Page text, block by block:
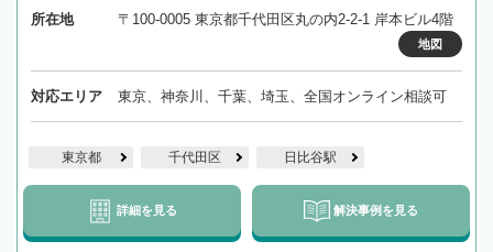
所在地 〒100-0005 東京都千代田区丸の内2-2-1 岸本ビル4階
地図
対応エリア 東京、神奈川、千葉、埼玉、全国オンライン相談可
東京都 千代田区 日比谷駅
詳細を見る 解決事例を見る